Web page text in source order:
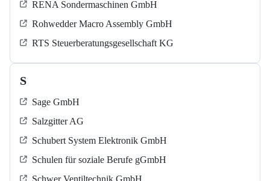
RENA Sondermaschinen GmbH
Rohwedder Macro Assembly GmbH
RTS Steuerberatungsgesellschaft KG
S
Sage GmbH
Salzgitter AG
Schubert System Elektronik GmbH
Schulen für soziale Berufe gGmbH